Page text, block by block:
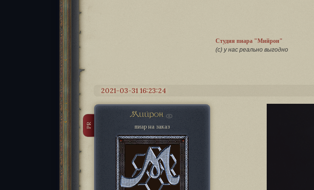
Студия пиара "Мийрон"
(с) у нас реально выгодно
2021-03-31 16:23:24
Мийрон
PR пиар на заказ